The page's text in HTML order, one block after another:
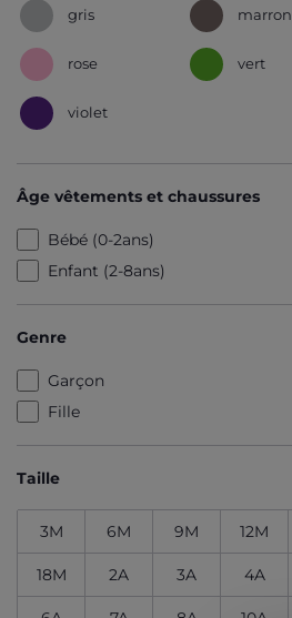
gris marron
rose vert
violet
Âge vêtements et chaussures
Bébé (0-2ans)
Enfant (2-8ans)
Genre
Garçon
Fille
Taille
3M 6M 9M 12M
18M 2A 3A 4A